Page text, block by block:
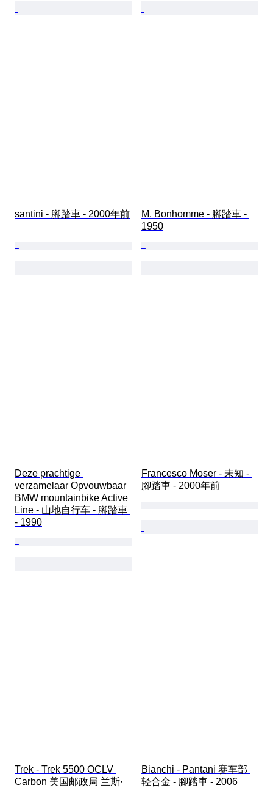
santini - 腳踏車 - 2000年前
M. Bonhomme - 腳踏車 -
1950
Deze prachtige
verzamelaar Opvouwbaar
BMW mountainbike Active
Line - 山地自行车 - 腳踏車
- 1990
Francesco Moser - 未知 -
腳踏車 - 2000年前
Trek - Trek 5500 OCLV
Carbon 美国邮政局 兰斯·
Bianchi - Pantani 赛车部
轻合金 - 腳踏車 - 2006